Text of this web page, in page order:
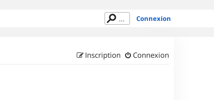
Connexion
Connexion
Inscription